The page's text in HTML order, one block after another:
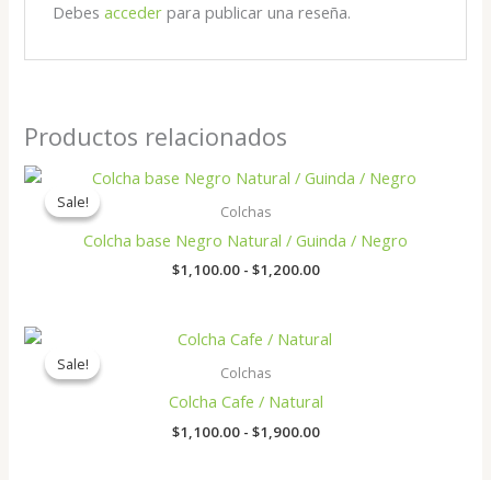
Debes accederpara publicar una reseña.
Productos relacionados
Sale!
Sale!
Colchas
Colcha base Negro Natural / Guinda / Negro
$1,100.00 - $1,200.00
Rango
$1,100.00
hasta
Sale!
Sale!
Colchas
Colcha Cafe / Natural
$1,100.00 - $1,900.00
Rango
$1,100.00
hasta